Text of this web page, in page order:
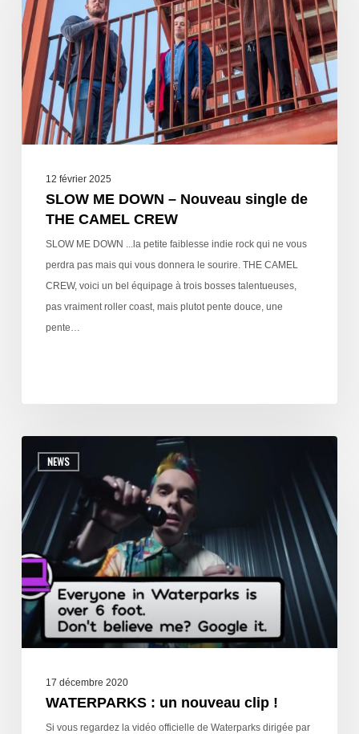
12 février 2025
SLOW ME DOWN – Nouveau single de
THE CAMEL CREW
SLOW ME DOWN ...la petite faiblesse indie rock qui ne vous
perdra pas mais qui vous donnera le sourire. THE CAMEL
CREW, voici un bel équipage à trois bosses talentueuses,
pas vraiment roller coast, mais plutot pente douce, une
pente…
NEWS
17 décembre 2020
WATERPARKS : un nouveau clip !
Si vous regardez la vidéo officielle de Waterparks dirigée par